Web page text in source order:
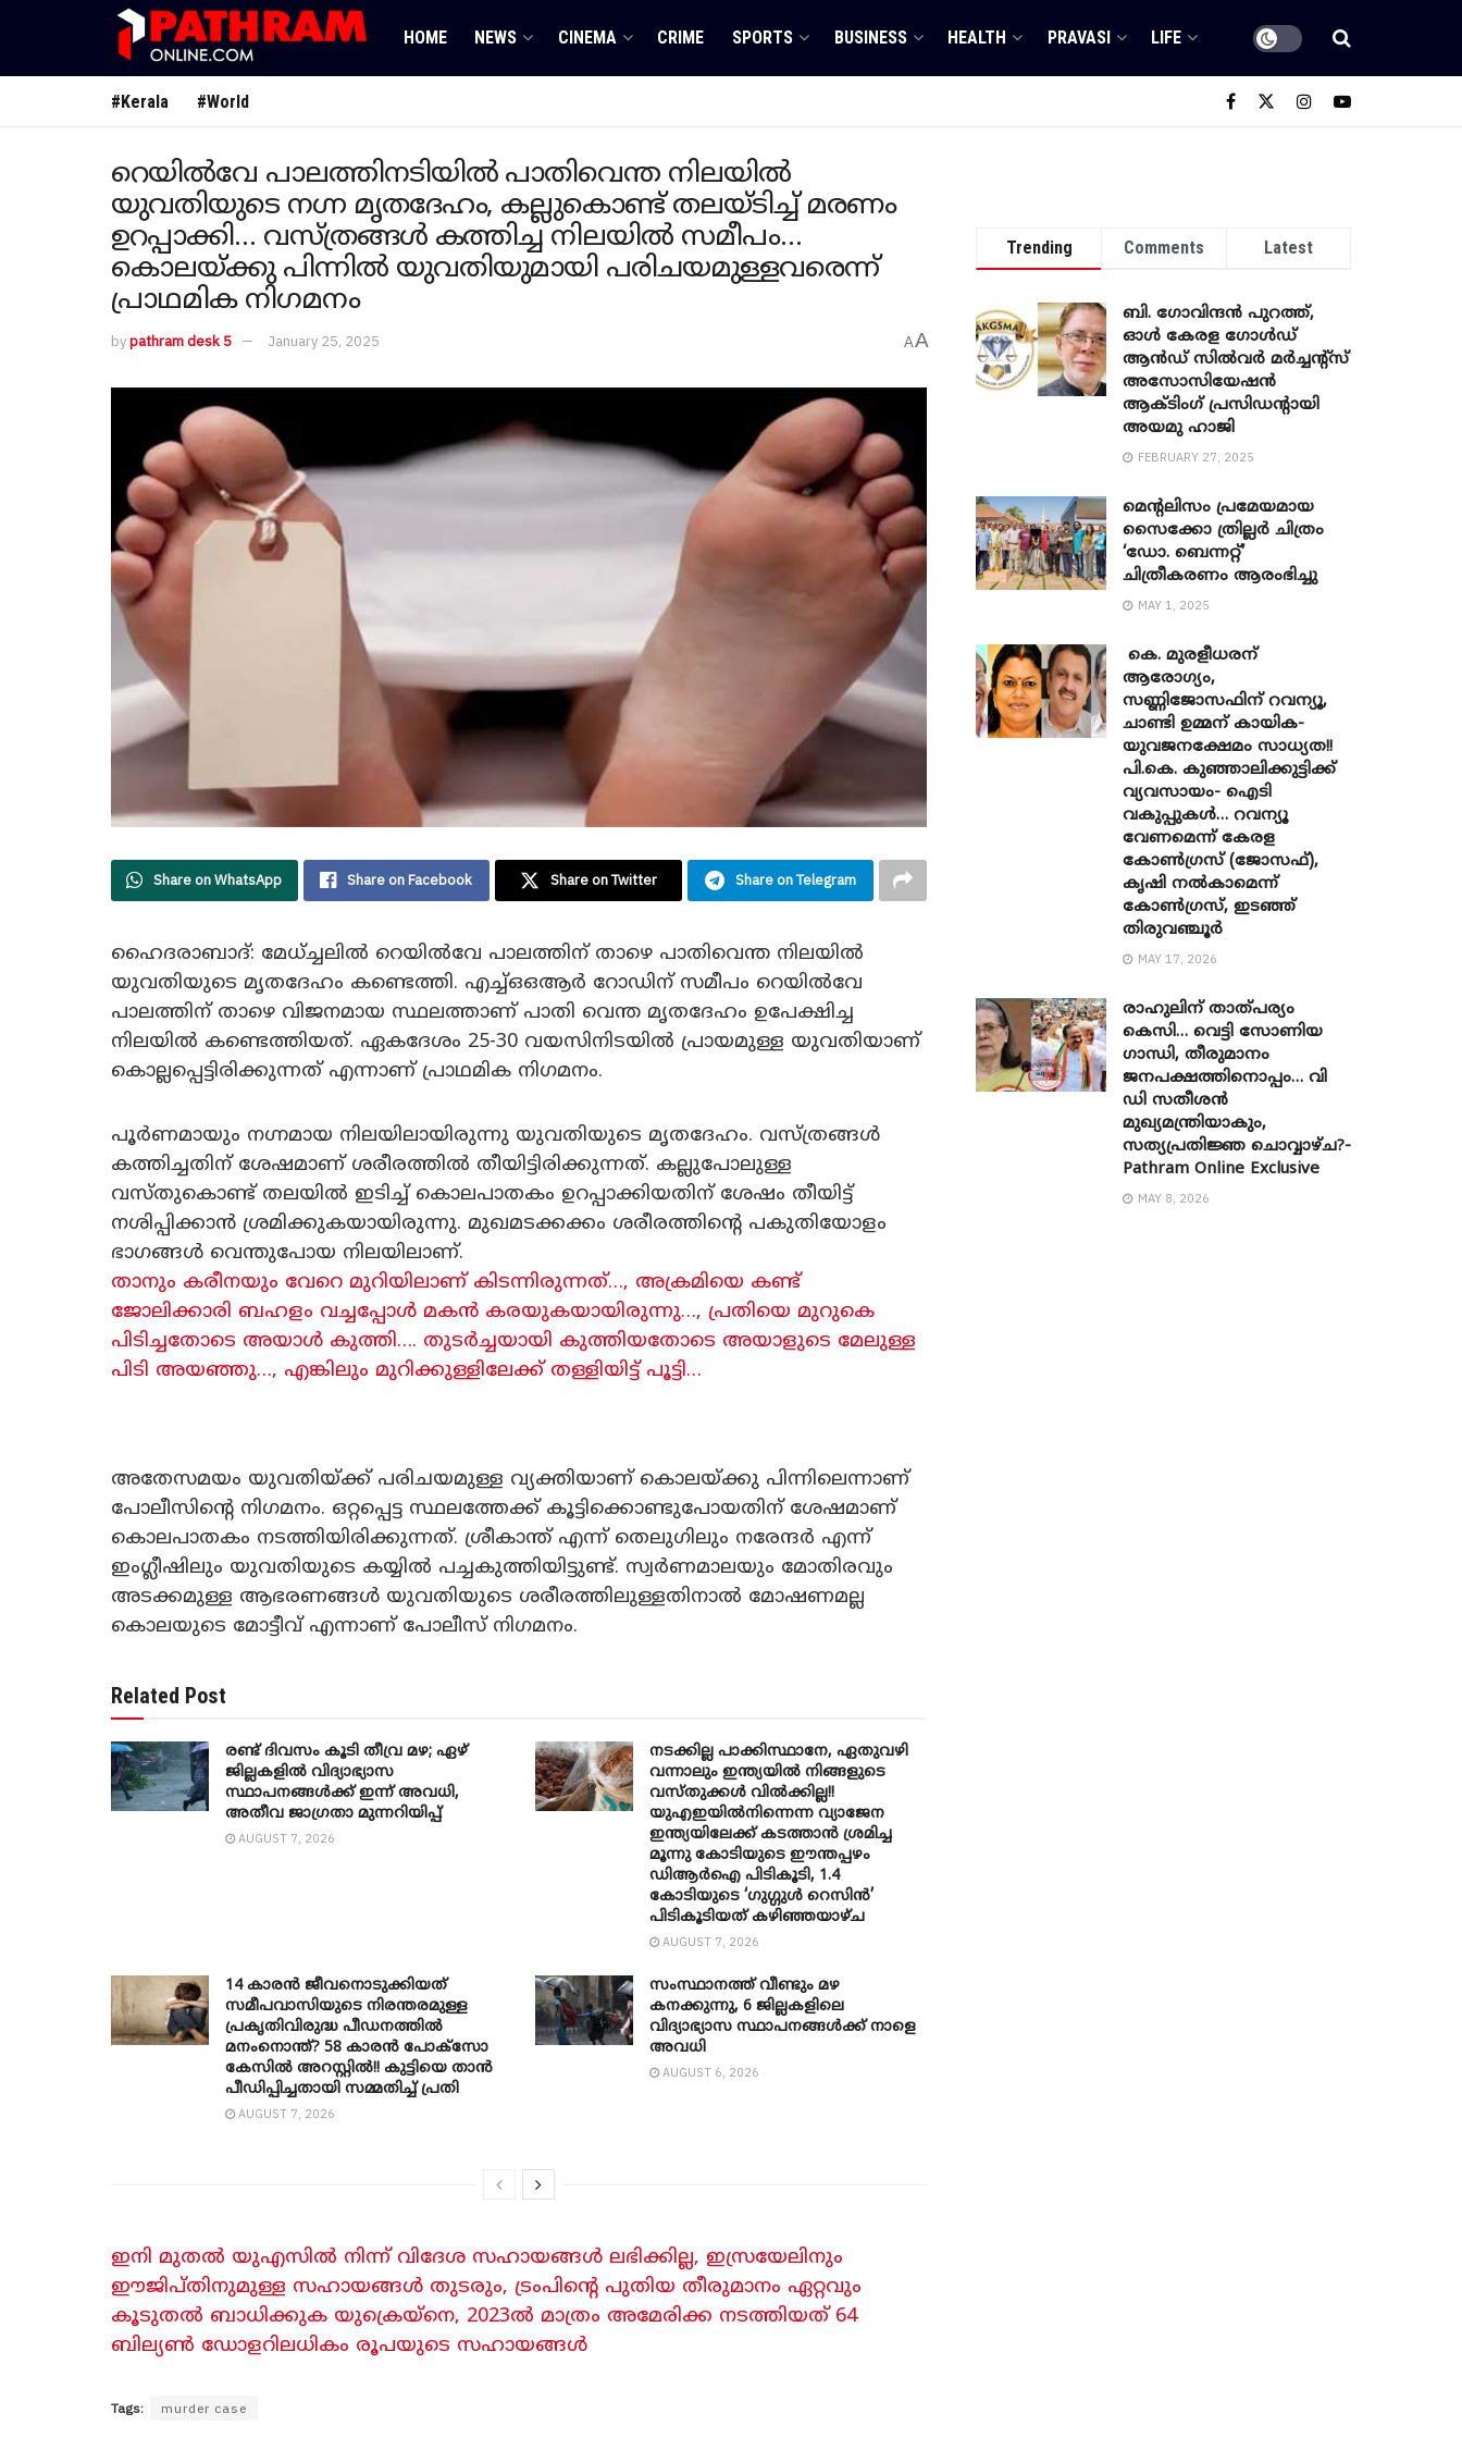
HOME NEWS CINEMA CRIME SPORTS BUSINESS HEALTH PRAVASI LIFE
#Kerala #World
റെയിൽവേ പാലത്തിനടിയിൽ പാതിവെന്ത നിലയിൽ
യുവതിയുടെ ന​ഗ്ന മൃതദേഹം, കല്ലുകൊണ്ട് തലയ്ടിച്ച് മരണം
ഉറപ്പാക്കി… വസ്ത്രങ്ങൾ കത്തിച്ച നിലയിൽ സമീപം…
കൊലയ്ക്കു പിന്നിൽ യുവതിയുമായി പരിചയമുള്ളവരെന്ന്
പ്രാഥമിക നി​ഗമനം
bypathram desk 5 January 25, 2025 AA
Share on WhatsApp Share on Facebook Share on Twitter Share on Telegram
ഹൈദരാബാദ്: മേധ്ച്ചലിൽ റെയിൽവേ പാലത്തിന് താഴെ പാതിവെന്ത നിലയിൽ
യുവതിയുടെ മൃതദേഹം കണ്ടെത്തി. എച്ച്ഒഒആർ റോഡിന് സമീപം റെയിൽവേ
പാലത്തിന് താഴെ വിജനമായ സ്ഥലത്താണ് പാതി വെന്ത മൃതദേഹം ഉപേക്ഷിച്ച
നിലയിൽ കണ്ടെത്തിയത്. ഏകദേശം 25-30 വയസിനിടയിൽ പ്രായമുള്ള യുവതിയാണ്
കൊല്ലപ്പെട്ടിരിക്കുന്നത് എന്നാണ് പ്രാഥമിക നിഗമനം.
പൂർണമായും നഗ്നമായ നിലയിലായിരുന്നു യുവതിയുടെ മൃതദേഹം. വസ്ത്രങ്ങൾ
കത്തിച്ചതിന് ശേഷമാണ് ശരീരത്തിൽ തീയിട്ടിരിക്കുന്നത്. കല്ലുപോലുള്ള
വസ്തുകൊണ്ട് തലയിൽ ഇടിച്ച് കൊലപാതകം ഉറപ്പാക്കിയതിന് ശേഷം തീയിട്ട്
നശിപ്പിക്കാൻ ശ്രമിക്കുകയായിരുന്നു. മുഖമടക്കക്കം ശരീരത്തിന്റെ പകുതിയോളം
ഭാഗങ്ങൾ വെന്തുപോയ നിലയിലാണ്.
താനും കരീനയും വേറെ മുറിയിലാണ് കിടന്നിരുന്നത്…, അക്രമിയെ കണ്ട്
ജോലിക്കാരി ബഹളം വച്ചപ്പോൾ മകൻ കരയുകയായിരുന്നു…, പ്രതിയെ മുറുകെ
പിടിച്ചതോടെ അയാൾ കുത്തി…. തുടർച്ചയായി കുത്തിയതോടെ അയാളുടെ മേലുള്ള
പിടി അയഞ്ഞു…, എങ്കിലും മുറിക്കുള്ളിലേക്ക് തള്ളിയിട്ട് പൂട്ടി…
അതേസമയം യുവതിയ്ക്ക് പരിചയമുള്ള വ്യക്തിയാണ് കൊലയ്ക്കു പിന്നിലെന്നാണ്
പോലീസിന്റെ നിഗമനം. ഒറ്റപ്പെട്ട സ്ഥലത്തേക്ക് കൂട്ടിക്കൊണ്ടുപോയതിന് ശേഷമാണ്
കൊലപാതകം നടത്തിയിരിക്കുന്നത്. ശ്രീകാന്ത് എന്ന് തെലുഗിലും നരേന്ദർ എന്ന്
ഇംഗ്ലീഷിലും യുവതിയുടെ കയ്യിൽ പച്ചകുത്തിയിട്ടുണ്ട്. സ്വർണമാലയും മോതിരവും
അടക്കമുള്ള ആഭരണങ്ങൾ യുവതിയുടെ ശരീരത്തിലുള്ളതിനാൽ മോഷണമല്ല
കൊലയുടെ മോട്ടീവ്‌ എന്നാണ് പോലീസ് നി​ഗമനം.
Related Post
രണ്ട് ദിവസം കൂടി തീവ്ര മഴ; ഏഴ്
ജില്ലകളിൽ വിദ്യാഭ്യാസ
സ്ഥാപനങ്ങൾക്ക് ഇന്ന് അവധി,
അതീവ ജാ​ഗ്രതാ മുന്നറിയിപ്പ്
AUGUST 7, 2026
നടക്കില്ല പാക്കിസ്ഥാനേ, ഏതുവഴി
വന്നാലും ഇന്ത്യയിൽ നിങ്ങളുടെ
വസ്തുക്കൾ വിൽക്കില്ല!!
യുഎഇയിൽനിന്നെന്ന വ്യാജേന
ഇന്ത്യയിലേക്ക് കടത്താൻ ശ്രമിച്ച
മൂന്നു കോടിയുടെ ഈന്തപ്പഴം
ഡിആർഐ പിടികൂടി, 1.4
കോടിയുടെ ‘ഗുഗ്ഗുൾ റെസിൻ’
പിടികൂടിയത് കഴിഞ്ഞയാഴ്ച
AUGUST 7, 2026
14 കാരൻ ജീവനൊടുക്കിയത്
സമീപവാസിയുടെ നിരന്തരമുള്ള
പ്രകൃതിവിരുദ്ധ പീഡനത്തിൽ
മനംനൊന്ത്? 58 കാരൻ പോക്സോ
കേസിൽ അറസ്റ്റിൽ!! കുട്ടിയെ താൻ
പീഡിപ്പിച്ചതായി സമ്മതിച്ച് പ്രതി
AUGUST 7, 2026
സംസ്ഥാനത്ത് വീണ്ടും മഴ
കനക്കുന്നു, 6 ജില്ലകളിലെ
വിദ്യാഭ്യാസ സ്ഥാപനങ്ങൾക്ക് നാളെ
അവധി
AUGUST 6, 2026
ഇനി മുതൽ യുഎസിൽ നിന്ന് വിദേശ സഹായങ്ങൾ ലഭിക്കില്ല, ഇസ്രയേലിനും
ഈജിപ്തിനുമുള്ള സഹായങ്ങൾ തുടരും, ട്രംപിന്റെ പുതിയ തീരുമാനം ഏറ്റവും
കൂടുതൽ ബാധിക്കുക യുക്രെയ്നെ, 2023ൽ മാത്രം അമേരിക്ക നടത്തിയത് 64
ബില്യൺ ഡോളറിലധികം രൂപയുടെ സഹായങ്ങൾ
Tags: murder case
Trending Comments Latest
ബി. ​ഗോവിന്ദൻ പുറത്ത്,
ഓൾ കേരള ഗോൾഡ്
ആൻഡ് സിൽവർ മർച്ചന്റ്സ്
അസോസിയേഷൻ
ആക്ടിംഗ് പ്രസിഡന്റായി
അയമു ഹാജി
FEBRUARY 27, 2025
മെന്‍റലിസം പ്രമേയമായ
സൈക്കോ ത്രില്ലർ ചിത്രം
‘ഡോ. ബെന്നറ്റ്’
ചിത്രീകരണം ആരംഭിച്ചു
MAY 1, 2025
കെ. മുരളീധരന്
ആരോഗ്യം,
സണ്ണിജോസഫിന് റവന്യൂ,
ചാണ്ടി ഉമ്മന് കായിക-
യുവജനക്ഷേമം സാധ്യത!!
പി.കെ. കുഞ്ഞാലിക്കുട്ടിക്ക്
വ്യവസായം- ഐടി
വകുപ്പുകൾ… റവന്യൂ
വേണമെന്ന് കേരള
കോൺഗ്രസ് (ജോസഫ്),
കൃഷി നൽകാമെന്ന്
കോൺഗ്രസ്, ഇടഞ്ഞ്
തിരുവഞ്ചൂർ
MAY 17, 2026
രാഹുലിന് താത്പര്യം
കെസി… വെട്ടി സോണിയ ​
ഗാന്ധി, തീരുമാനം
ജനപക്ഷത്തിനൊപ്പം… വി
ഡി സതീശൻ
മുഖ്യമന്ത്രിയാകും,
സത്യപ്രതിജ്ഞ ചൊവ്വാഴ്ച?-
Pathram Online Exclusive
MAY 8, 2026